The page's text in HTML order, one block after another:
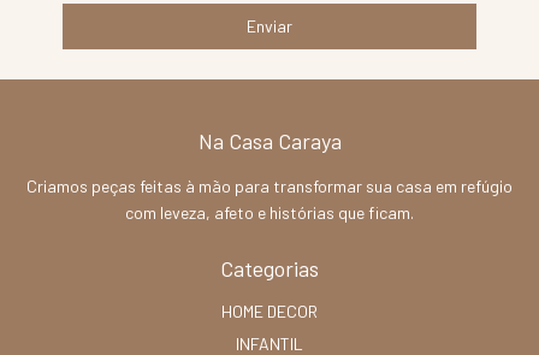
Na Casa Caraya
Criamos peças feitas à mão para transformar sua casa em refúgio
com leveza, afeto e histórias que ficam.
Categorias
HOME DECOR
INFANTIL